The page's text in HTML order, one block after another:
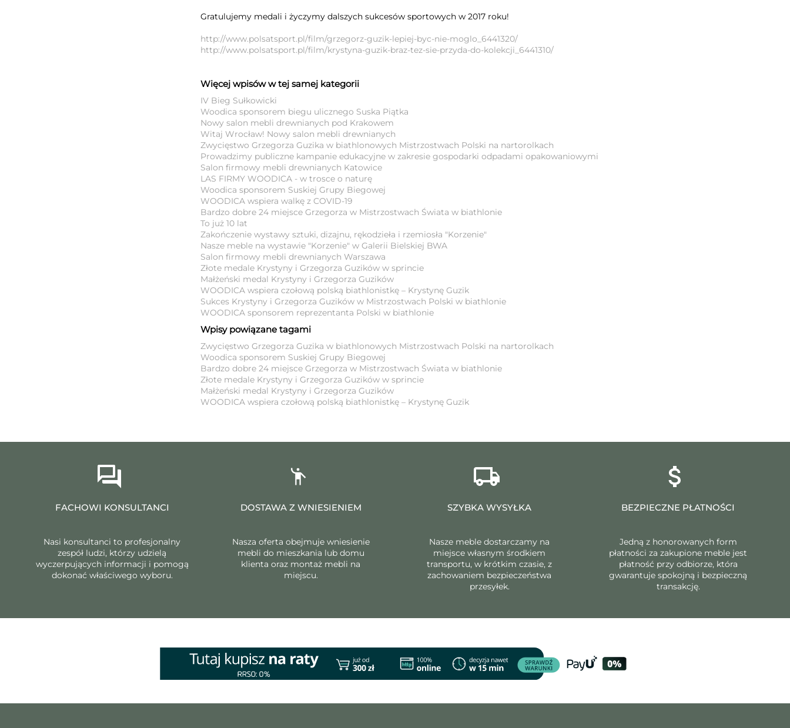
Gratulujemy medali i życzymy dalszych sukcesów sportowych w 2017 roku!
http://www.polsatsport.pl/film/grzegorz-guzik-lepiej-byc-nie-moglo_6441320/
http://www.polsatsport.pl/film/krystyna-guzik-braz-tez-sie-przyda-do-kolekcji_6441310/
Więcej wpisów w tej samej kategorii
IV Bieg Sułkowicki
Woodica sponsorem biegu ulicznego Suska Piątka
Nowy salon mebli drewnianych pod Krakowem
Witaj Wrocław! Nowy salon mebli drewnianych
Zwycięstwo Grzegorza Guzika w biathlonowych Mistrzostwach Polski na nartorolkach
Prowadzimy publiczne kampanie edukacyjne w zakresie gospodarki odpadami opakowaniowymi
Salon firmowy mebli drewnianych Katowice
LAS FIRMY WOODICA - w trosce o naturę
Woodica sponsorem Suskiej Grupy Biegowej
WOODICA wspiera walkę z COVID-19
Bardzo dobre 24 miejsce Grzegorza w Mistrzostwach Świata w biathlonie
To już 10 lat
Zakończenie wystawy sztuki, dizajnu, rękodzieła i rzemiosła "Korzenie"
Nasze meble na wystawie "Korzenie" w Galerii Bielskiej BWA
Salon firmowy mebli drewnianych Warszawa
Złote medale Krystyny i Grzegorza Guzików w sprincie
Małżeński medal Krystyny i Grzegorza Guzików
WOODICA wspiera czołową polską biathlonistkę – Krystynę Guzik
Sukces Krystyny i Grzegorza Guzików w Mistrzostwach Polski w biathlonie
WOODICA sponsorem reprezentanta Polski w biathlonie
Wpisy powiązane tagami
Zwycięstwo Grzegorza Guzika w biathlonowych Mistrzostwach Polski na nartorolkach
Woodica sponsorem Suskiej Grupy Biegowej
Bardzo dobre 24 miejsce Grzegorza w Mistrzostwach Świata w biathlonie
Złote medale Krystyny i Grzegorza Guzików w sprincie
Małżeński medal Krystyny i Grzegorza Guzików
WOODICA wspiera czołową polską biathlonistkę – Krystynę Guzik
FACHOWI KONSULTANCI
Nasi konsultanci to profesjonalny
zespół ludzi, którzy udzielą
wyczerpujących informacji i pomogą
dokonać właściwego wyboru.
DOSTAWA Z WNIESIENIEM
Nasza oferta obejmuje wniesienie
mebli do mieszkania lub domu
klienta oraz montaż mebli na
miejscu.
SZYBKA WYSYŁKA
Nasze meble dostarczamy na
miejsce własnym środkiem
transportu, w krótkim czasie, z
zachowaniem bezpieczeństwa
przesyłek.
BEZPIECZNE PŁATNOŚCI
Jedną z honorowanych form
płatności za zakupione meble jest
płatność przy odbiorze, która
gwarantuje spokojną i bezpieczną
transakcję.